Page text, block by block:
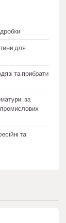
для
та прибрати
за
та